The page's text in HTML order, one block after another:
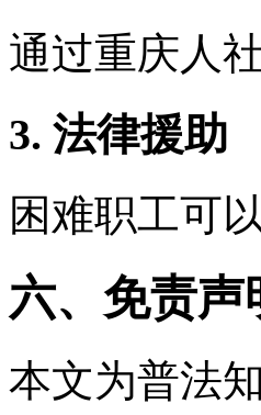
通过重庆人
3. 法律援助
困难职工可
六、免责声
本文为普法